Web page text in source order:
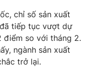
chỉ số sản xuất
tiếp tục vượt dự
điểm so với tháng 2.
ngành sản xuất
trở lại.